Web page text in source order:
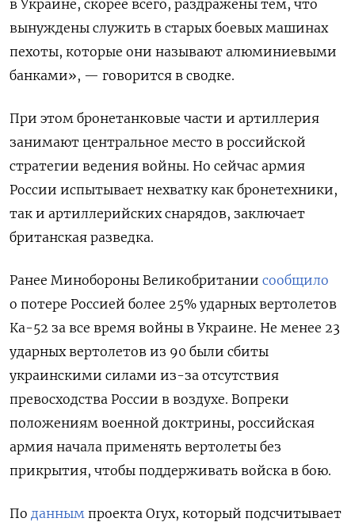
в Украине, скорее всего, раздражены тем, что
вынуждены служить в старых боевых машинах
пехоты, которые они называют алюминиевыми
банками», — говорится в сводке.
При этом бронетанковые части и артиллерия
занимают центральное место в российской
стратегии ведения войны. Но сейчас армия
России испытывает нехватку как бронетехники,
так и артиллерийских снарядов, заключает
британская разведка.
Ранее Минобороны Великобритании сообщило
о потере Россией более 25% ударных вертолетов
Ка-52 за все время войны в Украине. Не менее 23
ударных вертолетов из 90 были сбиты
украинскими силами из-за отсутствия
превосходства России в воздухе. Вопреки
положениям военной доктрины, российская
армия начала применять вертолеты без
прикрытия, чтобы поддерживать войска в бою.
По данным проекта Oryx, который подсчитывает